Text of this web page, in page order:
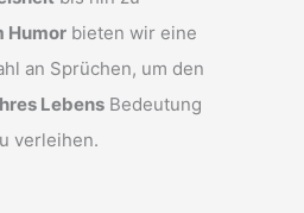
Humor bieten wir eine
an Sprüchen, um den
Lebens Bedeutung
verleihen.